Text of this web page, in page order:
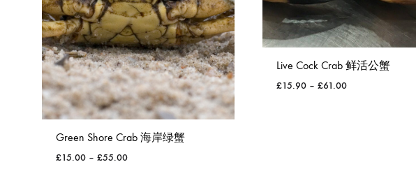
Green Shore Crab 海岸绿蟹
£15.00 – £55.00
Live Cock Crab 鲜活公蟹
£15.90 – £61.00